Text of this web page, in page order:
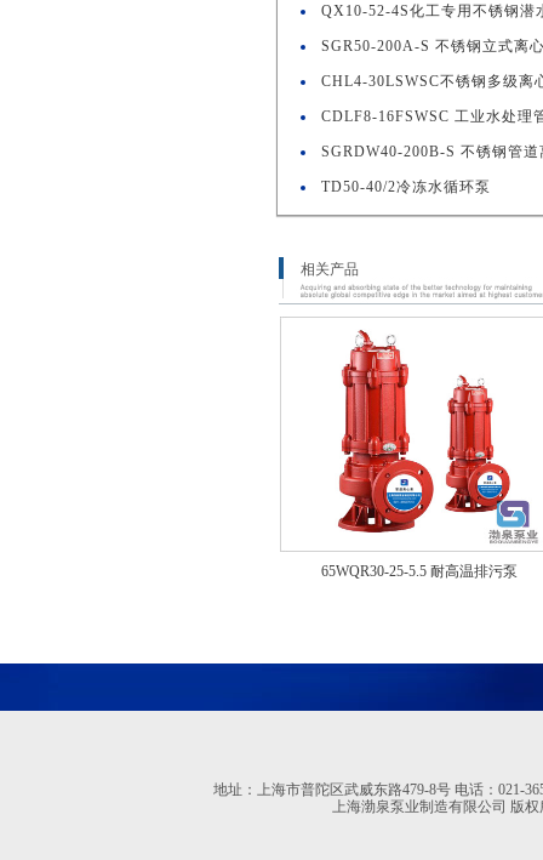
QX10-52-4S化工专用不锈钢潜
SGR50-200A-S 不锈钢立式离
CHL4-30LSWSC不锈钢多级离
CDLF8-16FSWSC 工业水处理
SGRDW40-200B-S 不锈钢管道
TD50-40/2冷冻水循环泵
相关产品
65WQR30-25-5.5 耐高温排污泵
地址：上海市普陀区武威东路479-8号 电话：021-
上海渤泉泵业制造有限公司 版